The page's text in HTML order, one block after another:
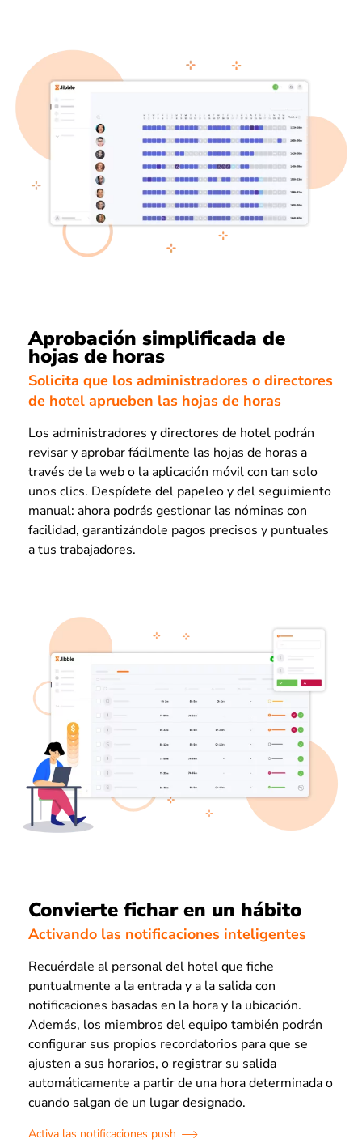
Aprobación simplificada de
hojas de horas
Solicita que los administradores o directores
de hotel aprueben las hojas de horas
Los administradores y directores de hotel podrán
revisar y aprobar fácilmente las hojas de horas a
través de la web o la aplicación móvil con tan solo
unos clics. Despídete del papeleo y del seguimiento
manual: ahora podrás gestionar las nóminas con
facilidad, garantizándole pagos precisos y puntuales
a tus trabajadores.
Convierte fichar en un hábito
Activando las notificaciones inteligentes
Recuérdale al personal del hotel que fiche
puntualmente a la entrada y a la salida con
notificaciones basadas en la hora y la ubicación.
Además, los miembros del equipo también podrán
configurar sus propios recordatorios para que se
ajusten a sus horarios, o registrar su salida
automáticamente a partir de una hora determinada o
cuando salgan de un lugar designado.
Activa las notificaciones push